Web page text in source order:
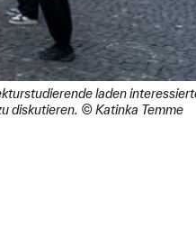
laden
diskutieren. © Katinka Temme